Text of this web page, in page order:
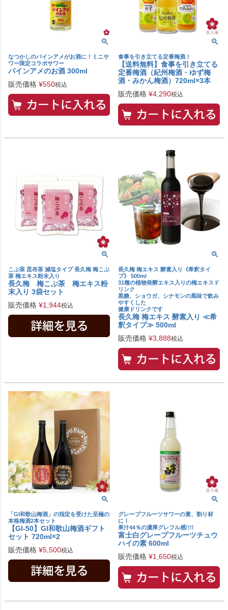
なつかしのパインアメがお酒に！ミニサ
ワー限定コラボサワー
パインアメのお酒 300ml
販売価格 ¥550税込
食事を引き立てる定番梅酒！
【送料無料】食事を引き立てる
定番梅酒（紀州梅酒・ゆず梅
酒・みかん梅酒）720ml×3本
販売価格 ¥4,290税込
こぶ茶 昆布茶 減塩タイプ 長久梅 梅こぶ
茶 梅エキス粉末入り
長久梅 梅こぶ茶 梅エキス粉
末入り 3袋セット
販売価格 ¥1,944税込
長久梅 梅エキス 酵素入り《希釈タイ
プ》 500ml
31種の植物発酵エキス入りの梅エキスド
リンク
黒糖、ショウガ、シナモンの風味で飲み
やすくした
健康ドリンクです
長久梅 梅エキス 酵素入り ≪希
釈タイプ≫ 500ml
販売価格 ¥3,888税込
「GI和歌山梅酒」の指定を受けた至極の
本格梅酒2本セット
【GI-50】GI和歌山梅酒ギフト
セット 720ml×2
販売価格 ¥5,500税込
グレープフルーツサワーの素、割り材
に！
果汁44％の濃厚グレフル感!!!!
富士白グレープフルーツチュウ
ハイの素 600ml
販売価格 ¥1,650税込